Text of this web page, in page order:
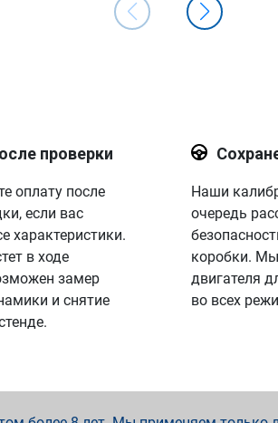
проверки
оплату после
если вас
характеристики.
в ходе
замер
и снятие
Наши
очередь
коробки.
двигателя
во всех